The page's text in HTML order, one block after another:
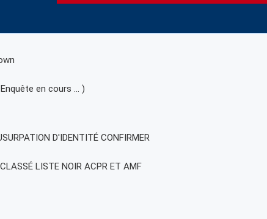
Enquête en cours … )
D'IDENTITÉ CONFIRMER
LISTE NOIR ACPR ET AMF